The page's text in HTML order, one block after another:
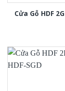
Cửa Gỗ HDF